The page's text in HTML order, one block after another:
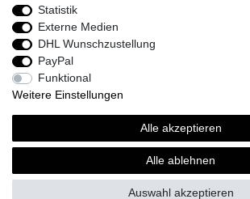
Sport-Versand24 Community
Sport-Versand24 Team Fan-Shop´s & Partner
Statistik
Externe Medien
DHL Wunschzustellung
PayPal
Funktional
Weitere Einstellungen
Alle akzeptieren
Alle ablehnen
Auswahl akzeptieren